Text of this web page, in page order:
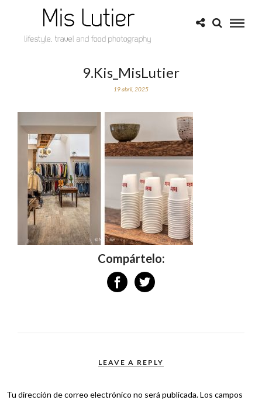
9.Kis_MisLutier
19 abril, 2025
Compártelo:
LEAVE A REPLY
Tu dirección de correo electrónico no será publicada.Los campos